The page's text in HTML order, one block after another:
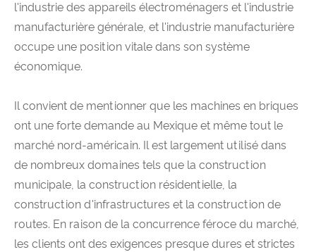
l'industrie des appareils électroménagers et l'industrie
manufacturière générale, et l'industrie manufacturière
occupe une position vitale dans son système
économique.
Il convient de mentionner que les machines en briques
ont une forte demande au Mexique et même tout le
marché nord-américain. Il est largement utilisé dans
de nombreux domaines tels que la construction
municipale, la construction résidentielle, la
construction d'infrastructures et la construction de
routes. En raison de la concurrence féroce du marché,
les clients ont des exigences presque dures et strictes